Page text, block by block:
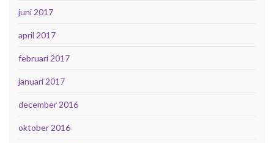
juni 2017
april 2017
februari 2017
januari 2017
december 2016
oktober 2016